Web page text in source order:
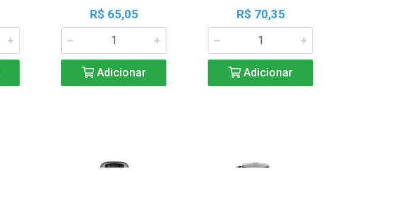
R$ 65,05
Adicionar
R$ 70,35
Adicionar